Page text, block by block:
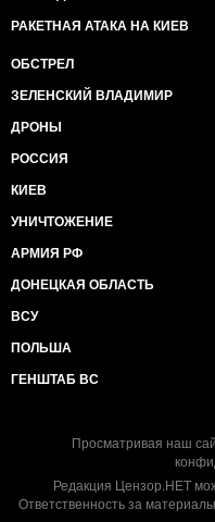
РАКЕТНАЯ АТАКА НА КИЕВ
ОБСТРЕЛ
ЗЕЛЕНСКИЙ ВЛАДИМИР
ДРОНЫ
РОССИЯ
КИЕВ
УНИЧТОЖЕНИЕ
АРМИЯ РФ
ДОНЕЦКАЯ ОБЛАСТЬ
ВСУ
ПОЛЬША
ГЕНШТАБ ВС
Просматривая наш
Редакция Цензор.НЕТ
Ответственность за